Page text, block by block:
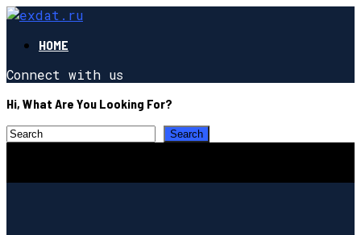
HOME
Connect with us
Hi, What Are You Looking For?